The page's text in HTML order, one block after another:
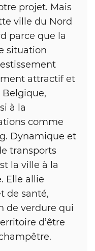
projet. Mais
ville du Nord
parce que la
situation
attractif et
Belgique,
à la
comme
Dynamique et
transports
la ville à la
Elle allie
de santé,
de verdure qui
d’être